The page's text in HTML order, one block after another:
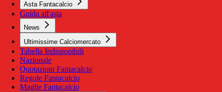
Asta Fantacalcio
Guida all'asta
News
Ultimissime Calciomercato
Tabella Indisponibili
Nazionale
Quotazioni Fantacalcio
Regole Fantacalcio
Maglie Fantacalcio